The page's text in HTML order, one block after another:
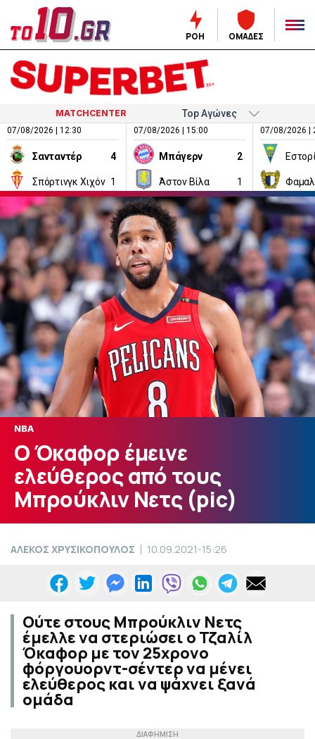
ΡΟΗ ΟΜΑΔΕΣ
MATCHCENTER
07/08/2026 | 12:30
Σανταντέρ 4
Σπόρτινγκ Χιχόν 1
07/08/2026 | 15:00
Μπάγερν 2
Άστον Βίλα 1
07/08/2026 |
NBA
Ο Όκαφορ έμεινε
ελεύθερος από τους
Μπρούκλιν Νετς (pic)
ΑΛΕΚΟΣ ΧΡΥΣΙΚΟΠΟΥΛΟΣ 10.09.2021-15:26
Ούτε στους Μπρούκλιν Νετς
έμελλε να στεριώσει ο Τζαλίλ
Όκαφορ με τον 25χρονο
φόργουορντ-σέντερ να μένει
ελεύθερος και να ψάχνει ξανά
ομάδα